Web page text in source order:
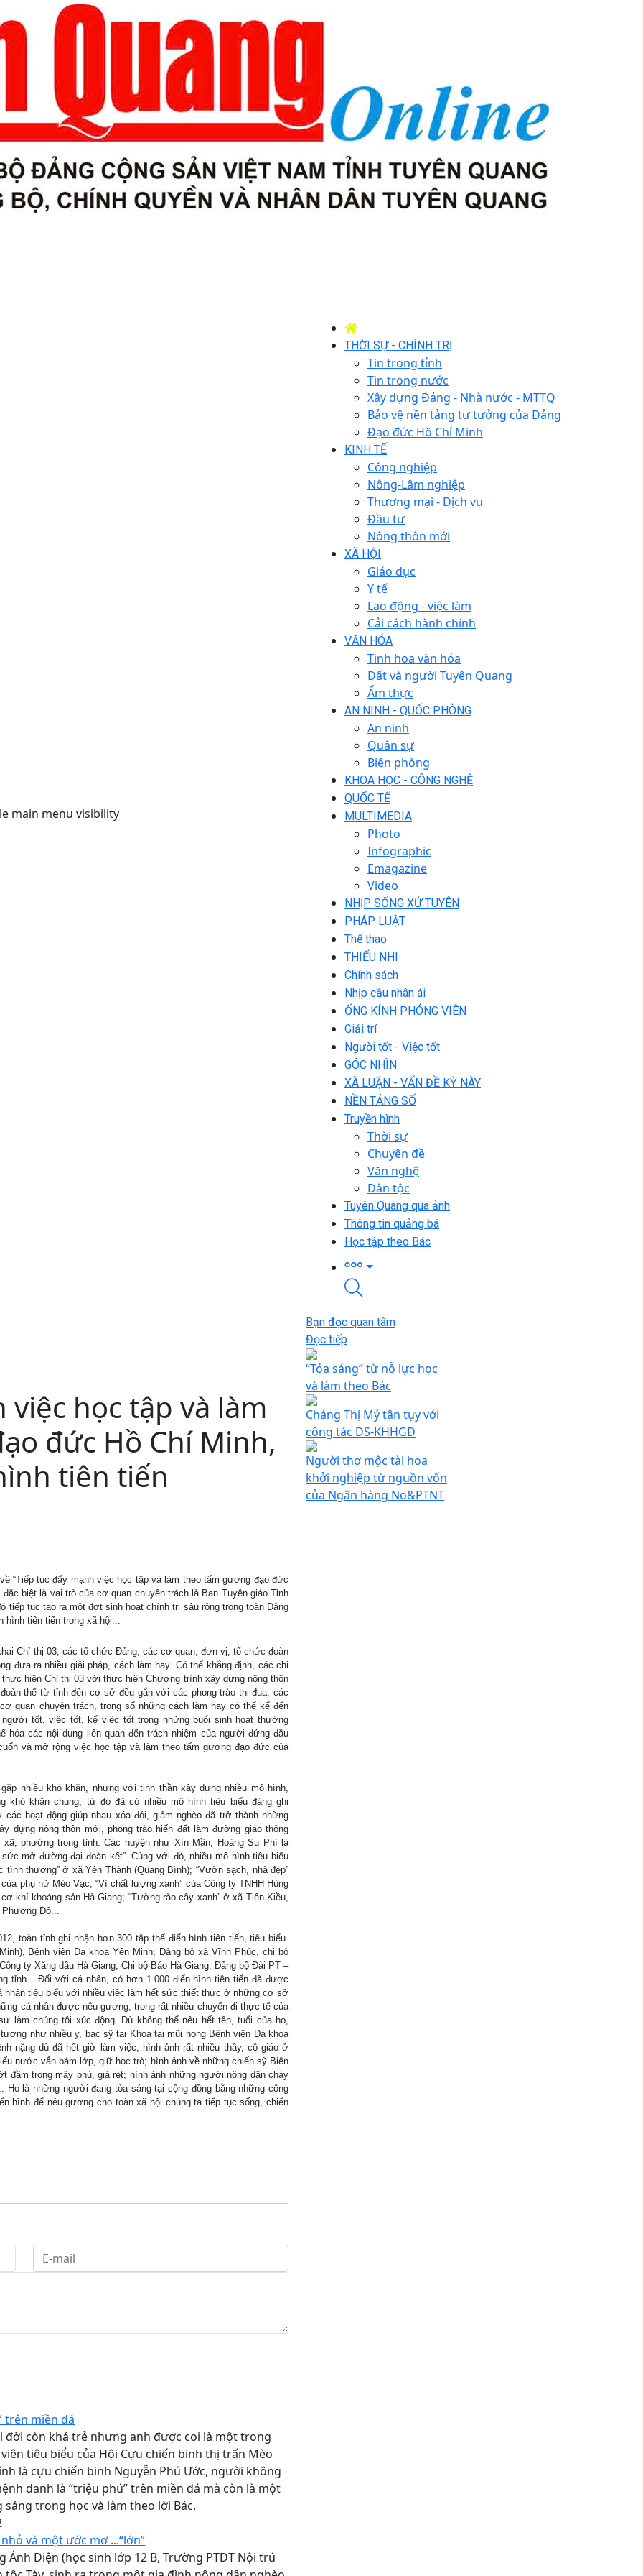
main menu visibility
THỜI SỰ - CHÍNH TRỊ
Tin trong tỉnh
Tin trong nước
Xây dựng Đảng - Nhà nước - MTTQ
Bảo vệ nền tảng tư tưởng của Đảng
Đạo đức Hồ Chí Minh
KINH TẾ
Công nghiệp
Nông-Lâm nghiệp
Thương mại - Dịch vụ
Đầu tư
Nông thôn mới
XÃ HỘI
Giáo dục
Y tế
Lao động - việc làm
Cải cách hành chính
VĂN HÓA
Tinh hoa văn hóa
Đất và người Tuyên Quang
Ẩm thực
AN NINH - QUỐC PHÒNG
An ninh
Quân sự
Biên phòng
KHOA HỌC - CÔNG NGHỆ
QUỐC TẾ
MULTIMEDIA
Photo
Infographic
Emagazine
Video
NHỊP SỐNG XỨ TUYÊN
PHÁP LUẬT
Thể thao
THIẾU NHI
Chính sách
Nhịp cầu nhân ái
ỐNG KÍNH PHÓNG VIÊN
Giải trí
Người tốt - Việc tốt
GÓC NHÌN
XÃ LUẬN - VẤN ĐỀ KỲ NÀY
NỀN TẢNG SỐ
Truyền hình
Thời sự
Chuyên đề
Văn nghệ
Dân tộc
Tuyên Quang qua ảnh
Thông tin quảng bá
Học tập theo Bác
học tập và làm
đức Hồ Chí Minh,
tiên tiến
“Tiếp tục đẩy mạnh việc học tập và làm theo tấm gương đạo đức
biệt là vai trò của cơ quan chuyên trách là Ban Tuyên giáo Tỉnh
tiếp tục tạo ra một đợt sinh hoạt chính trị sâu rộng trong toàn Đảng
hình tiên tiến trong xã hội...
Chỉ thị 03, các tổ chức Đảng, các cơ quan, đơn vị, tổ chức đoàn
đưa ra nhiều giải pháp, cách làm hay. Có thể khẳng định, các chi
hiện Chỉ thị 03 với thực hiện Chương trình xây dựng nông thôn
thể từ tỉnh đến cơ sở đều gắn với các phong trào thi đua, các
quan chuyên trách, trong số những cách làm hay có thể kể đến
tốt, việc tốt, kể việc tốt trong những buổi sinh hoạt thường
hóa các nội dung liên quan đến trách nhiệm của người đứng đầu
và mở rộng việc học tập và làm theo tấm gương đạo đức của
nhiều khó khăn, nhưng với tinh thần xây dựng nhiều mô hình,
khó khăn chung, từ đó đã có nhiều mô hình tiêu biểu đáng ghi
hoạt động giúp nhau xóa đói, giảm nghèo đã trở thành những
dựng nông thôn mới, phong trào hiến đất làm đường giao thông
phường trong tỉnh. Các huyện như Xín Mần, Hoàng Su Phì là
mở đường đại đoàn kết”. Cùng với đó, nhiều mô hình tiêu biểu
thương” ở xã Yên Thành (Quang Bình); “Vườn sạch, nhà đẹp”
phụ nữ Mèo Vạc; “Vì chất lượng xanh” của Công ty TNHH Hùng
khí khoáng sản Hà Giang; “Tường rào cây xanh” ở xã Tiên Kiều,
Phương Độ...
toàn tỉnh ghi nhận hơn 300 tập thể điển hình tiên tiến, tiêu biểu.
Bệnh viện Đa khoa Yên Minh; Đảng bộ xã Vĩnh Phúc, chi bộ
ty Xăng dầu Hà Giang, Chi bộ Báo Hà Giang, Đảng bộ Đài PT –
tỉnh... Đối với cá nhân, có hơn 1.000 điển hình tiên tiến đã được
nhân tiêu biểu với nhiều việc làm hết sức thiết thực ở những cơ sở
cá nhân được nêu gương, trong rất nhiều chuyến đi thực tế của
làm chúng tôi xúc động. Dù không thể nêu hết tên, tuổi của họ,
như nhiều y, bác sỹ tại Khoa tai mũi họng Bệnh viện Đa khoa
nặng dù đã hết giờ làm việc; hình ảnh rất nhiều thầy, cô giáo ở
nước vẫn bám lớp, giữ học trò; hình ảnh về những chiến sỹ Biên
đầm trong mây phủ, giá rét; hình ảnh những người nông dân cháy
Họ là những người đang tỏa sáng tại cộng đồng bằng những công
hình để nêu gương cho toàn xã hội chúng ta tiếp tục sống, chiến
trên miền đá
đời còn khá trẻ nhưng anh được coi là một trong
tiêu biểu của Hội Cựu chiến binh thị trấn Mèo
là cựu chiến binh Nguyễn Phú Ước, người không
danh là “triệu phú” trên miền đá mà còn là một
trong học và làm theo lời Bác.
và một ước mơ ...“lớn”
Ánh Diện (học sinh lớp 12 B, Trường PTDT Nội trú
Bạn đọc quan tâm
Đọc tiếp
“Tỏa sáng” từ nỗ lực học
và làm theo Bác
Cháng Thị Mỷ tận tụy với
công tác DS-KHHGĐ
Người thợ mộc tài hoa
khởi nghiệp từ nguồn vốn
của Ngân hàng No&PTNT